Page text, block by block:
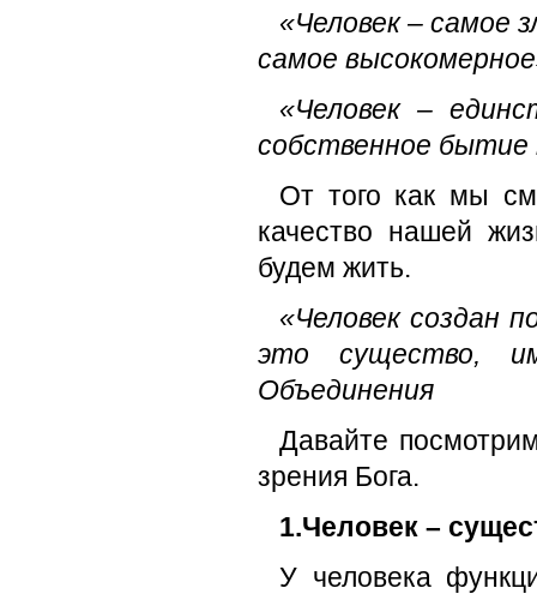
«Человек – самое
самое
«Человек –
собственное бытие
От того как мы
качество нашей
будем жить.
«Человек создан
это существо,
Объединения
Давайте
зрения Бога.
1.Человек –
У человека